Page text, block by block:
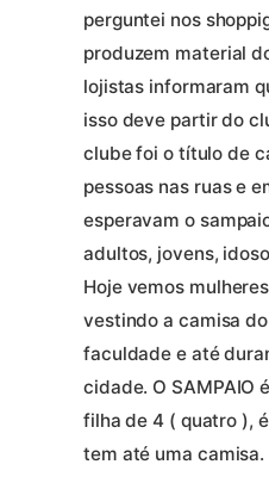
perguntei nos
produzem material
lojistas informaram
isso deve partir do
clube foi o título de
pessoas nas ruas e
esperavam o
adultos, jovens,
Hoje vemos
vestindo a camisa
faculdade e até
cidade. O SAMPAIO
filha de 4 ( quatro ),
tem até uma camisa.